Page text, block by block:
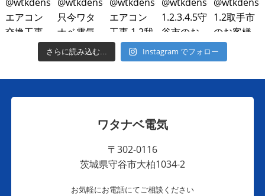
さらに読み込む... Instagram でフォロー
ワタナベ電気
〒302-0116
茨城県守谷市大柏1034-2
お気軽にお電話にてご相談ください